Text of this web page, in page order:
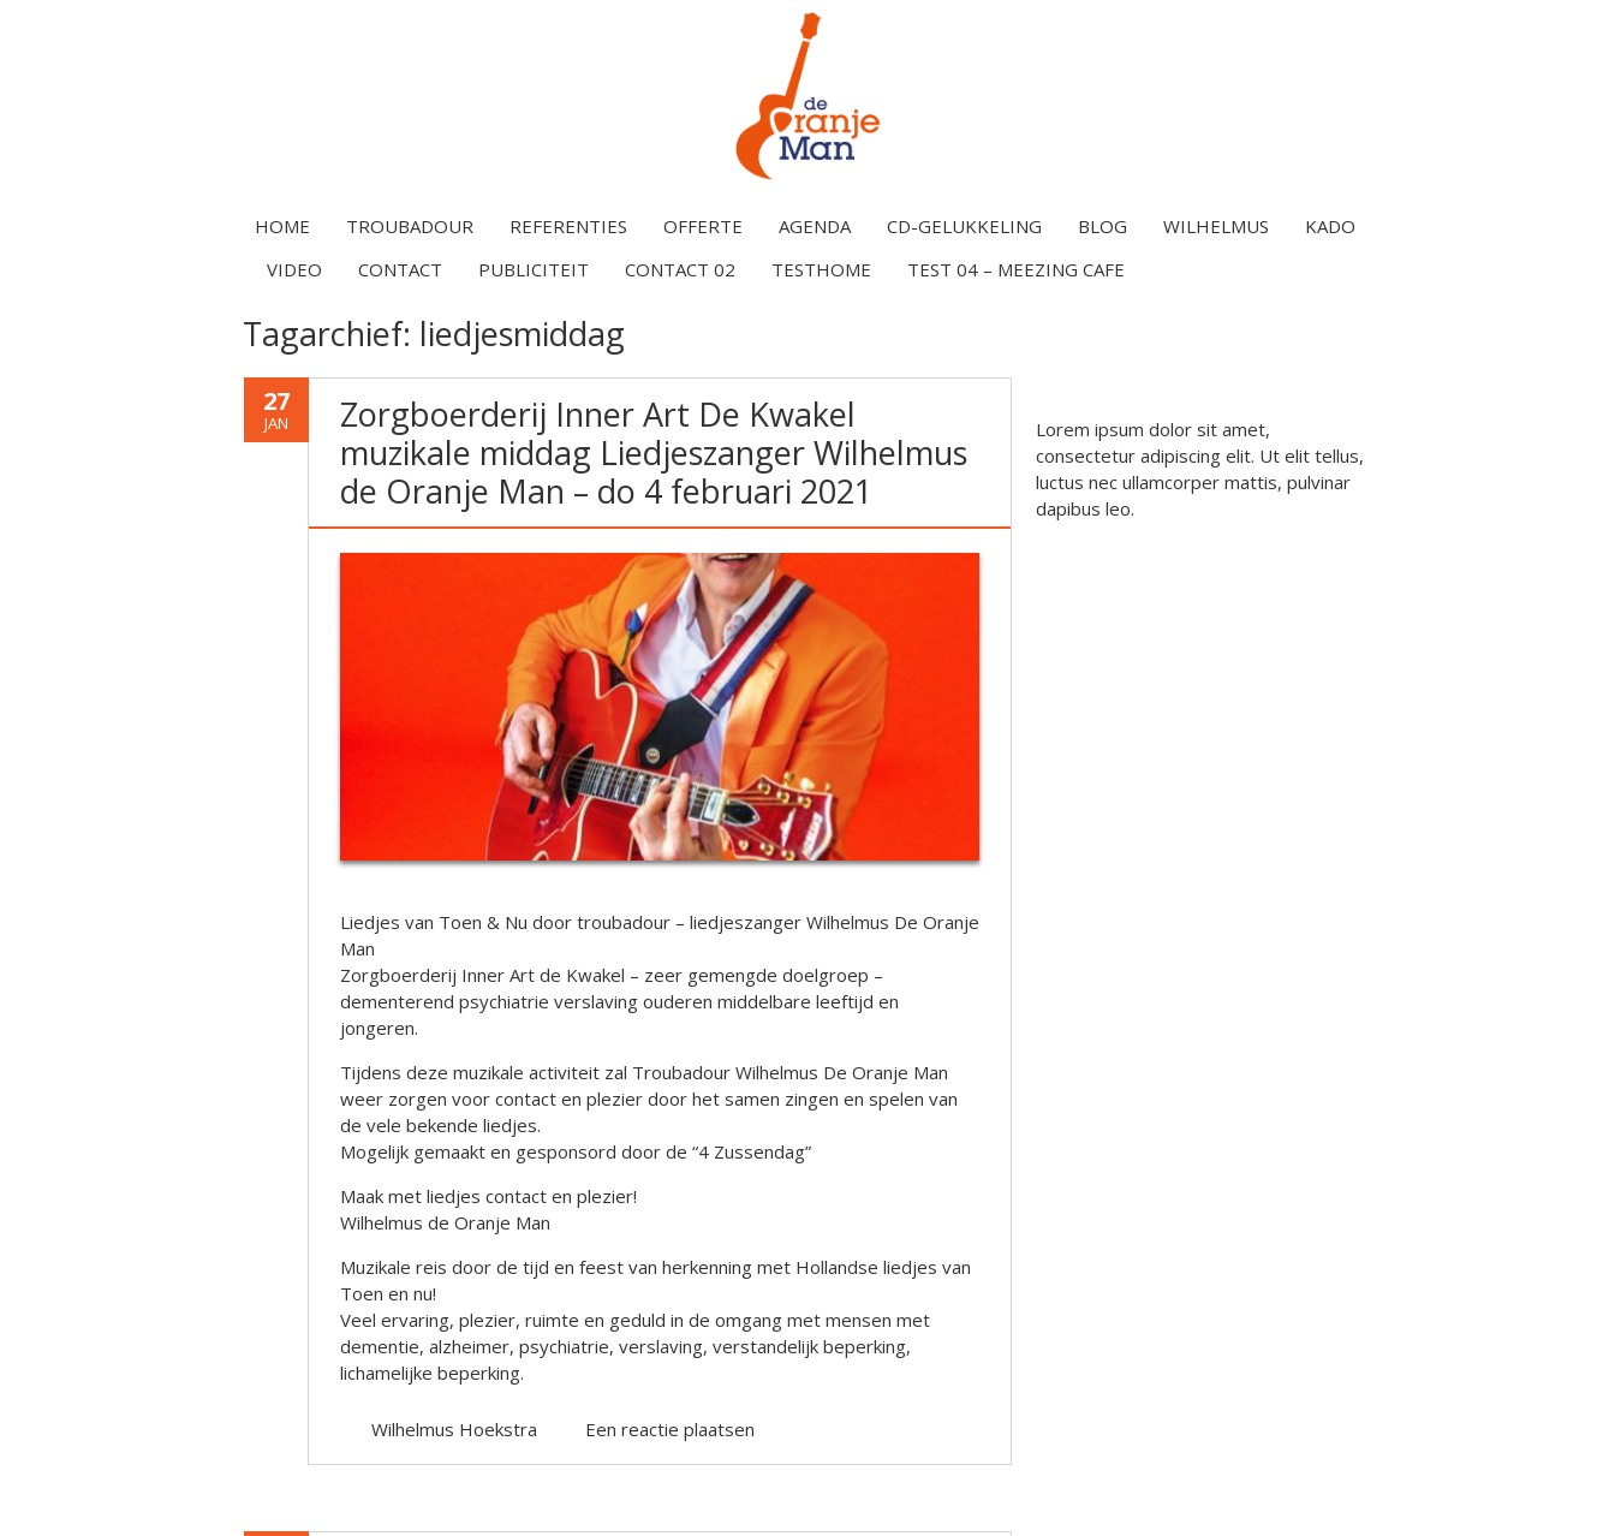
HOME TROUBADOUR REFERENTIES OFFERTE AGENDA CD-GELUKKELING BLOG WILHELMUS
KADO
VIDEO
CONTACT PUBLICITEIT CONTACT 02 TESTHOME TEST 04 – MEEZING CAFE
Tagarchief: liedjesmiddag
27
JAN
Zorgboerderij Inner Art De Kwakel
muzikale middag Liedjeszanger Wilhelmus
de Oranje Man – do 4 februari 2021
Liedjes van Toen & Nu door troubadour – liedjeszanger Wilhelmus De Oranje
Man
Zorgboerderij Inner Art de Kwakel – zeer gemengde doelgroep –
dementerend psychiatrie verslaving ouderen middelbare leeftijd en
jongeren.
Tijdens deze muzikale activiteit zal Troubadour Wilhelmus De Oranje Man
weer zorgen voor contact en plezier door het samen zingen en spelen van
de vele bekende liedjes.
Mogelijk gemaakt en gesponsord door de “4 Zussendag”
Maak met liedjes contact en plezier!
Wilhelmus de Oranje Man
Muzikale reis door de tijd en feest van herkenning met Hollandse liedjes van
Toen en nu!
Veel ervaring, plezier, ruimte en geduld in de omgang met mensen met
dementie, alzheimer, psychiatrie, verslaving, verstandelijk beperking,
lichamelijke beperking.
Wilhelmus Hoekstra Een reactie plaatsen
Lorem ipsum dolor sit amet,
consectetur adipiscing elit. Ut elit tellus,
luctus nec ullamcorper mattis, pulvinar
dapibus leo.